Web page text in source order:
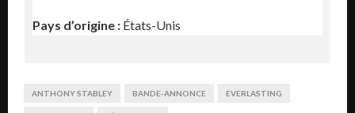
Pays d’origine : États-Unis
ANTHONY STABLEY BANDE-ANNONCE EVERLASTING